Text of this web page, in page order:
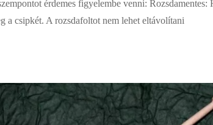
érdemes figyelembe venni: Rozsdamentes:
a csipkét. A rozsdafoltot nem lehet eltávolítani